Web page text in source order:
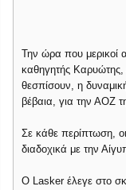
Την ώρα που μερικοί
καθηγητής Καρυώτης,
θεσπίσουν, η
βέβαια, για την ΑΟΖ
Σε κάθε περίπτωση, οι
διαδοχικά με την
Ο Lasker έλεγε στο